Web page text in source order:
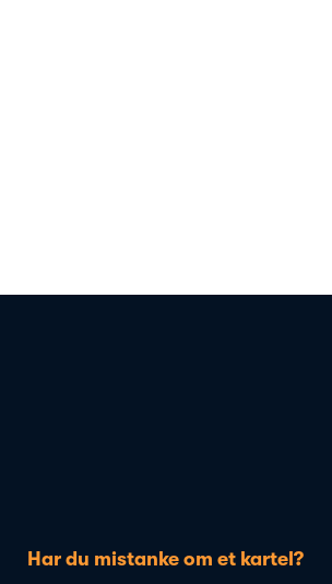
Har du mistanke om et kartel?